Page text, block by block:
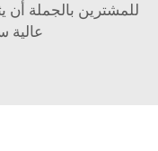
للمشترين بالجملة أن
عالية